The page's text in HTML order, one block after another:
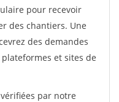
pour recevoir
des chantiers. Une
des demandes
et sites de
par notre